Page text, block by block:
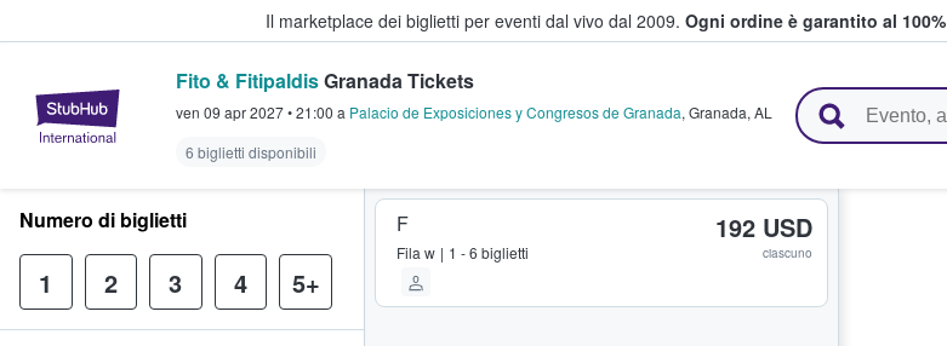
Il marketplace dei biglietti per eventi dal vivo dal 2009. Ogni ordine è garantito al 100%
StubHub - Dove i fan comprano e vendono biglietti
Fito & FitipaldisGranada Tickets
ven 09 apr 2027•21:00 a Palacio de Exposiciones y Congresos de Granada, Granada, AL
6 biglietti disponibili
F
Fila w 1 - 6 biglietti
192 USD
ciascuno
Numero di biglietti
1 2 3 4 5+